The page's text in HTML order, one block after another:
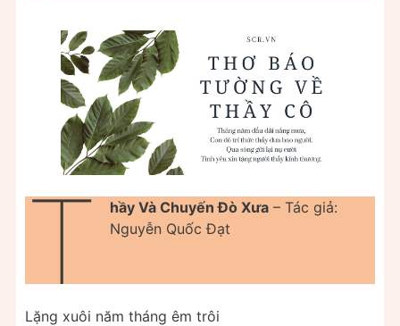
T hầy Và Chuyến Đò Xưa – Tác giả:
Nguyễn Quốc Đạt
Lặng xuôi năm tháng êm trôi